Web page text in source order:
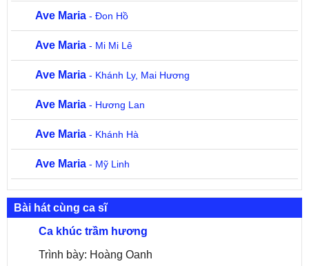
Ave Maria - Đon Hồ
Ave Maria - Mi Mi Lê
Ave Maria - Khánh Ly, Mai Hương
Ave Maria - Hương Lan
Ave Maria - Khánh Hà
Ave Maria - Mỹ Linh
Bài hát cùng ca sĩ
Ca khúc trầm hương
Trình bày: Hoàng Oanh